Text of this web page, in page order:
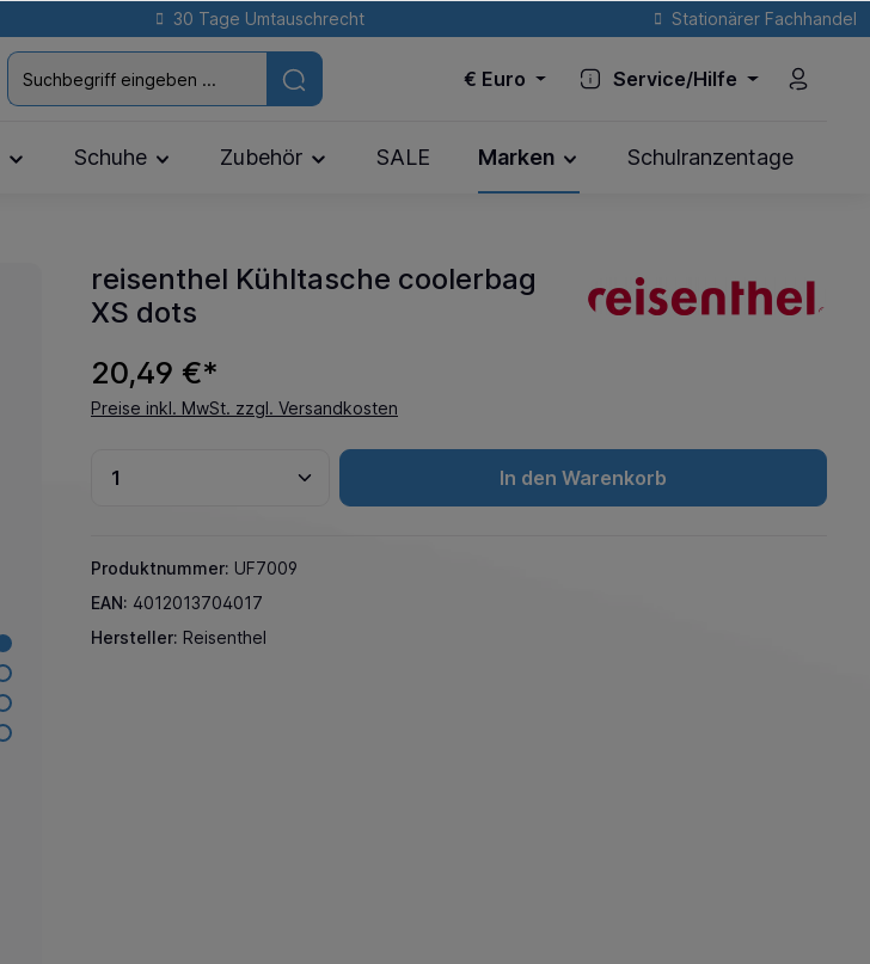
30 Tage Umtauschrecht Stationärer Fachhandel
€ Euro Service/Hilfe
Schuhe Zubehör SALE Marken Schulranzentage
reisenthel Kühltasche coolerbag
XS dots
20,49 €*
Preise inkl. MwSt. zzgl. Versandkosten
In den Warenkorb
Produktnummer: UF7009
EAN: 4012013704017
Hersteller: Reisenthel